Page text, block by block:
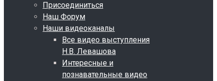
Присоединиться
Наш Форум
Наши видеоканалы
Все видео выступления
Н.В. Левашова
Интересные и
познавательные видео